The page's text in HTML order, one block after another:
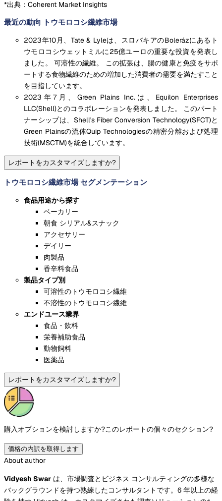
*出典：Coherent Market Insights
最近の動向 トウモロコシ繊維市場
2023年10月、Tate & Lyleは、スロバキアのBolerázにあるト
ウモロコシウェットミルに25億ユーロの重要な投資を発表し
ました。 可溶性の繊維。 この拡張は、腸の健康と免疫をサポ
ートする食物繊維のための増加した消費者の需要を満たすこと
を目指しています。
2023年7月、Green Plains Inc.は、Equilon Enterprises
LLC(Shell)とのコラボレーションを発表しました。 このパート
ナーシップは、Shell's Fiber Conversion Technology(SFCT)と
Green Plainsの流体Quip Technologiesの精密分離および処理
技術(MSCTM)を統合しています。
レポートをカスタマイズしますか?
トウモロコシ繊維市場 セグメンテーション
食品用途から探す
ベーカリー
朝食 シリアル&スナック
アクセサリー
デイリー
肉製品
香辛料食品
製品タイプ別
可溶性のトウモロコシ繊維
不溶性のトウモロコシ繊維
エンドユース業界
食品・飲料
栄養補助食品
動物飼料
医薬品
レポートをカスタマイズしますか?
購入オプションを検討しますか?このレポートの個々のセクション?
価格の内訳を取得します
About author
Vidyesh Swar は、市場調査とビジネス コンサルティングの多様な
バックグラウンドを持つ熟練したコンサルタントです。6 年以上の経